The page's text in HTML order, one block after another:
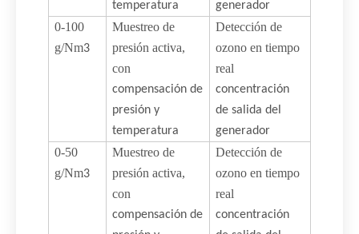
temperatura
generador
0-100
g/Nm3
Muestreo de
presión activa,
con
compensación de
presión y
temperatura
Detección de
ozono en tiempo
real
concentración
de salida del
generador
0-50
g/Nm3
Muestreo de
presión activa,
con
compensación de
Detección de
ozono en tiempo
real
concentración